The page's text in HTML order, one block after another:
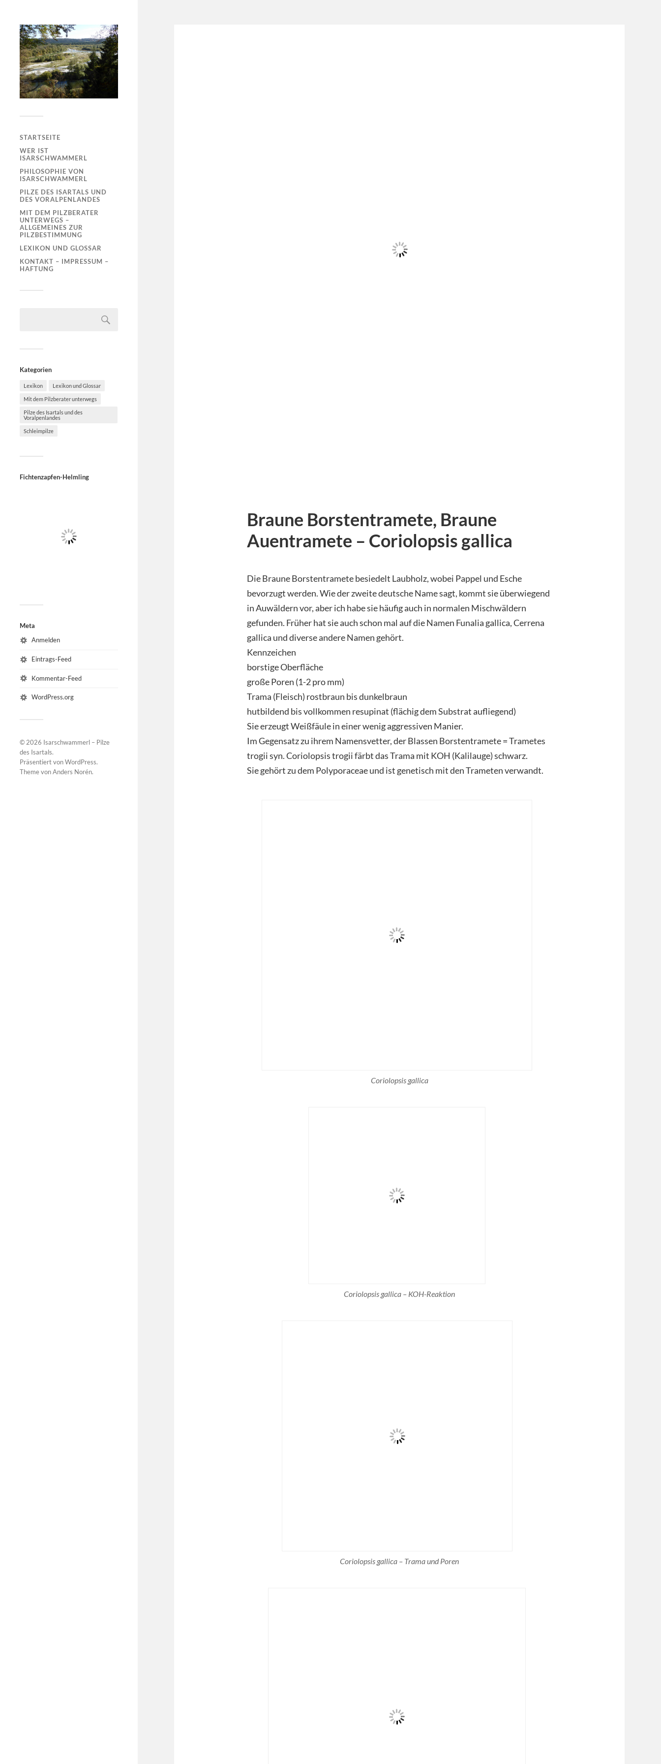
STARTSEITE
WER IST
ISARSCHWAMMERL
PHILOSOPHIE VON
ISARSCHWAMMERL
PILZE DES ISARTALS UND
DES VORALPENLANDES
MIT DEM PILZBERATER
UNTERWEGS –
ALLGEMEINES ZUR
PILZBESTIMMUNG
LEXIKON UND GLOSSAR
KONTAKT – IMPRESSUM –
HAFTUNG
Kategorien
Lexikon Lexikon und Glossar
Mit dem Pilzberater unterwegs
Pilze des Isartals und des
Voralpenlandes
Schleimpilze
Fichtenzapfen-Helmling
Meta
Anmelden
Eintrags-Feed
Kommentar-Feed
WordPress.org
© 2026 Isarschwammerl – Pilze
des Isartals.
Präsentiert vonWordPress.
Theme vonAnders Norén.
Braune Borstentramete, Braune
Auentramete – Coriolopsis gallica
Die Braune Borstentramete besiedelt Laubholz, wobei Pappel und Esche
bevorzugt werden. Wie der zweite deutsche Name sagt, kommt sie überwiegend
in Auwäldern vor, aber ich habe sie häufig auch in normalen Mischwäldern
gefunden. Früher hat sie auch schon mal auf die Namen Funalia gallica, Cerrena
gallica und diverse andere Namen gehört.
Kennzeichen
borstige Oberfläche
große Poren (1-2 pro mm)
Trama (Fleisch) rostbraun bis dunkelbraun
hutbildend bis vollkommen resupinat (flächig dem Substrat aufliegend)
Sie erzeugt Weißfäule in einer wenig aggressiven Manier.
Im Gegensatz zu ihrem Namensvetter, der Blassen Borstentramete = Trametes
trogii syn. Coriolopsis trogii färbt das Trama mit KOH (Kalilauge) schwarz.
Sie gehört zu dem Polyporaceae und ist genetisch mit den Trameten verwandt.
Coriolopsis gallica
Coriolopsis gallica – KOH-Reaktion
Coriolopsis gallica – Trama und Poren